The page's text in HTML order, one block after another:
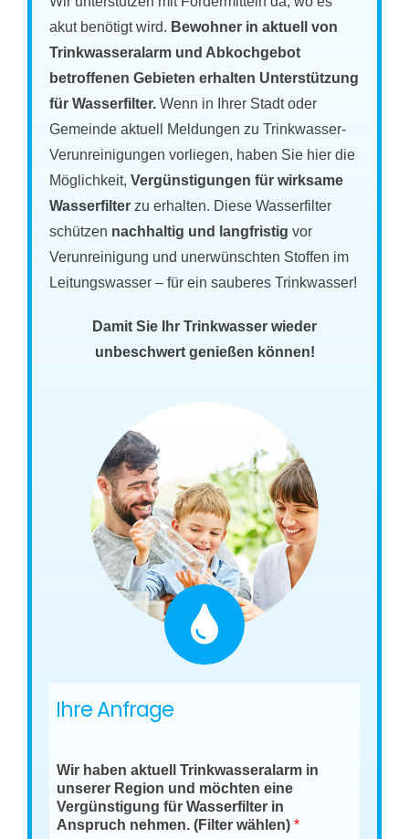
akut benötigt wird. Bewohner in aktuell von
Trinkwasseralarm und Abkochgebot
betroffenen Gebieten erhalten Unterstützung
für Wasserfilter.Wenn in Ihrer Stadt oder
Gemeinde aktuell Meldungen zu Trinkwasser-
Verunreinigungen vorliegen, haben Sie hier die
Möglichkeit,Vergünstigungen für wirksame
Wasserfilterzu erhalten. Diese Wasserfilter
schützen nachhaltig und langfristig vor
Verunreinigung und unerwünschten Stoffen im
Leitungswasser – für ein sauberes Trinkwasser!
Damit Sie Ihr Trinkwasser wieder
unbeschwert genießen können!
Ihre Anfrage
Wir haben aktuell Trinkwasseralarm in
unserer Region und möchten eine
Vergünstigung für Wasserfilter in
Anspruch nehmen. (Filter wählen)*